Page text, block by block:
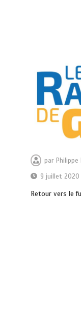
par Philippe
9 juillet 2020
Retour vers le